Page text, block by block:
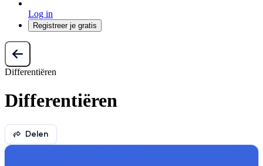
Log in
Registreer je gratis
Differentiëren
Differentiëren
Delen